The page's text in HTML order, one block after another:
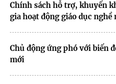
Chính sách hỗ trợ, khuyến
gia hoạt động giáo dục nghề
Chủ động ứng phó với biến
mới